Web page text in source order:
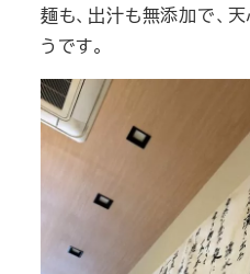
麺も、出汁も無添加で、
うです。